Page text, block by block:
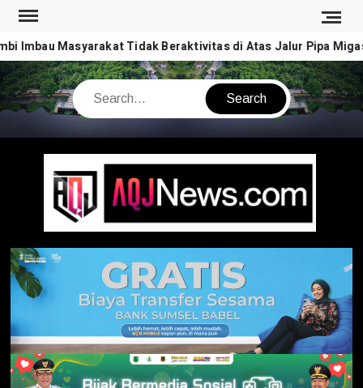
Skip
content
Imbau Masyarakat Tidak Beraktivitas di Atas Jalur Pipa Migas
Search